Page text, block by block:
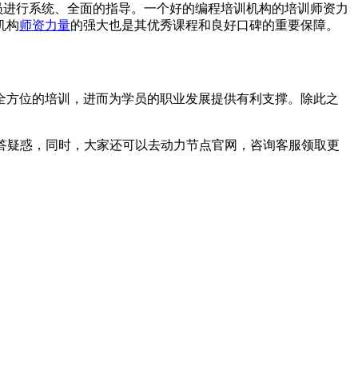
行系统、全面的指导。一个好的编程培训机构的培训师资力
构师资力量的强大也是其优秀课程和良好口碑的重要保障。
位的培训，进而为学员的职业发展提供有利支撑。除此之
惑，同时，大家还可以去动力节点官网，咨询客服领取更